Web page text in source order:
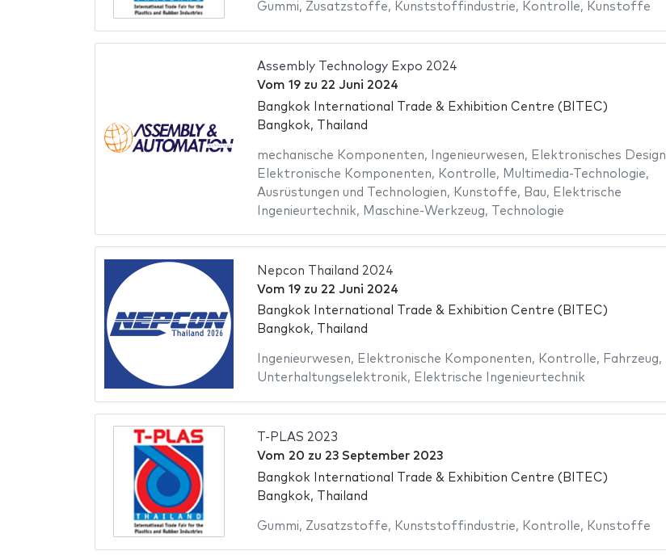
Gummi, Zusatzstoffe, Kunststoffindustrie, Kontrolle, Kunstoffe
Assembly Technology Expo 2024
Vom 19zu 22 Juni 2024
Bangkok International Trade & Exhibition Centre (BITEC)
Bangkok, Thailand
mechanische Komponenten, Ingenieurwesen, Elektronisches Design
Elektronische Komponenten, Kontrolle, Multimedia-Technologie,
Ausrüstungen und Technologien, Kunstoffe, Bau, Elektrische
Ingenieurtechnik, Maschine-Werkzeug, Technologie
Nepcon Thailand 2024
Vom 19zu 22 Juni 2024
Bangkok International Trade & Exhibition Centre (BITEC)
Bangkok, Thailand
Ingenieurwesen, Elektronische Komponenten, Kontrolle, Fahrzeug,
Unterhaltungselektronik, Elektrische Ingenieurtechnik
T-PLAS 2023
Vom 20 zu 23 September 2023
Bangkok International Trade & Exhibition Centre (BITEC)
Bangkok, Thailand
Gummi, Zusatzstoffe, Kunststoffindustrie, Kontrolle, Kunstoffe